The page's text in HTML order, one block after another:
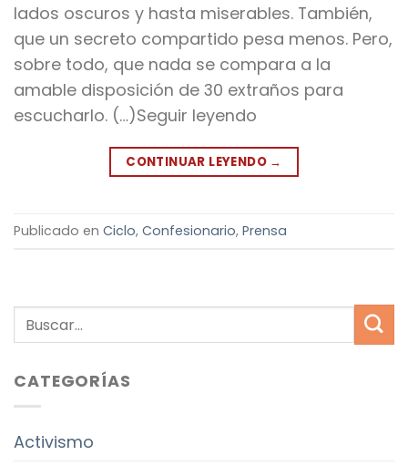
lados oscuros y hasta miserables. También,
que un secreto compartido pesa menos. Pero,
sobre todo, que nada se compara a la
amable disposición de 30 extraños para
escucharlo. (…)Seguir leyendo
CONTINUAR LEYENDO →
Publicado en Ciclo, Confesionario, Prensa
CATEGORÍAS
Activismo